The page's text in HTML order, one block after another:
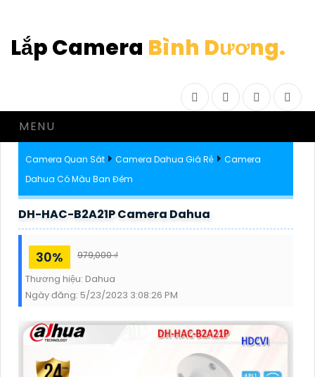
Lắp Camera Bình Dương.
FacebookTwitter Instagram
MENU
Camera Quan Sát Camera Dahua Giá Rẻ
Camera
Dahua Có Màu Ban Đêm
DH-HAC-B2A21P Camera Dahua
30% 979,000 ₫
Thương hiệu: Dahua
Ngày đăng: 5/23/2023 3:08:26 PM